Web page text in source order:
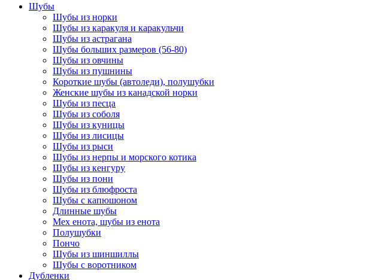
Шубы
Шубы из норки
Шубы из каракуля и каракульчи
Шубы из астрагана
Шубы больших размеров (56-80)
Шубы из овчины
Шубы из пушнины
Короткие шубы (автоледи), полушубки
Женские шубы из канадской норки
Шубы из песца
Шубы из соболя
Шубы из куницы
Шубы из лисицы
Шубы из рыси
Шубы из нерпы и морского котика
Шубы из кенгуру
Шубы из пони
Шубы из блюфроста
Шубы с капюшоном
Длинные шубы
Мех енота, шубы из енота
Полушубки
Пончо
Шубы из шиншиллы
Шубы с воротником
Дубленки